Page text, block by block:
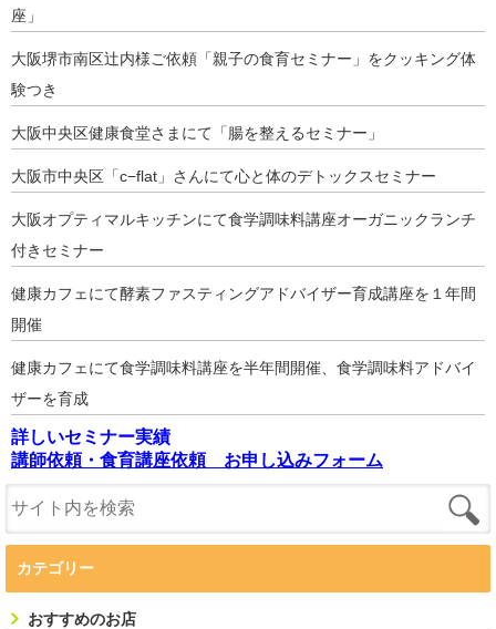
座」
大阪堺市南区辻内様ご依頼「親子の食育セミナー」をクッキング体
験つき
大阪中央区健康食堂さまにて「腸を整えるセミナー」
大阪市中央区「c−flat」さんにて心と体のデトックスセミナー
大阪オプティマルキッチンにて食学調味料講座オーガニックランチ
付きセミナー
健康カフェにて酵素ファスティングアドバイザー育成講座を１年間
開催
健康カフェにて食学調味料講座を半年間開催、食学調味料アドバイ
ザーを育成
詳しいセミナー実績
講師依頼・食育講座依頼 お申し込みフォーム
カテゴリー
おすすめのお店